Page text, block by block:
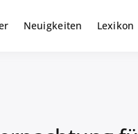
Neuigkeiten Lexikon